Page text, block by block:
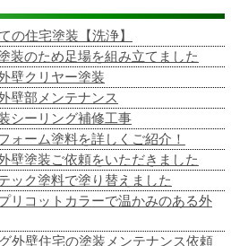
の住宅塗装【洗浄】
装のため足場を組み立てました
壁クリヤー塗装
壁部メンテナンス
シーリング補修工事
ォーム塗料を詳しくご紹介！
壁塗装ご依頼をいただきました
ック塗料で塗り替えました
リコットカラーで温かみのある外
外壁住宅の塗装メンテナンス依頼